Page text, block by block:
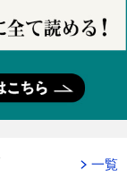
一覧